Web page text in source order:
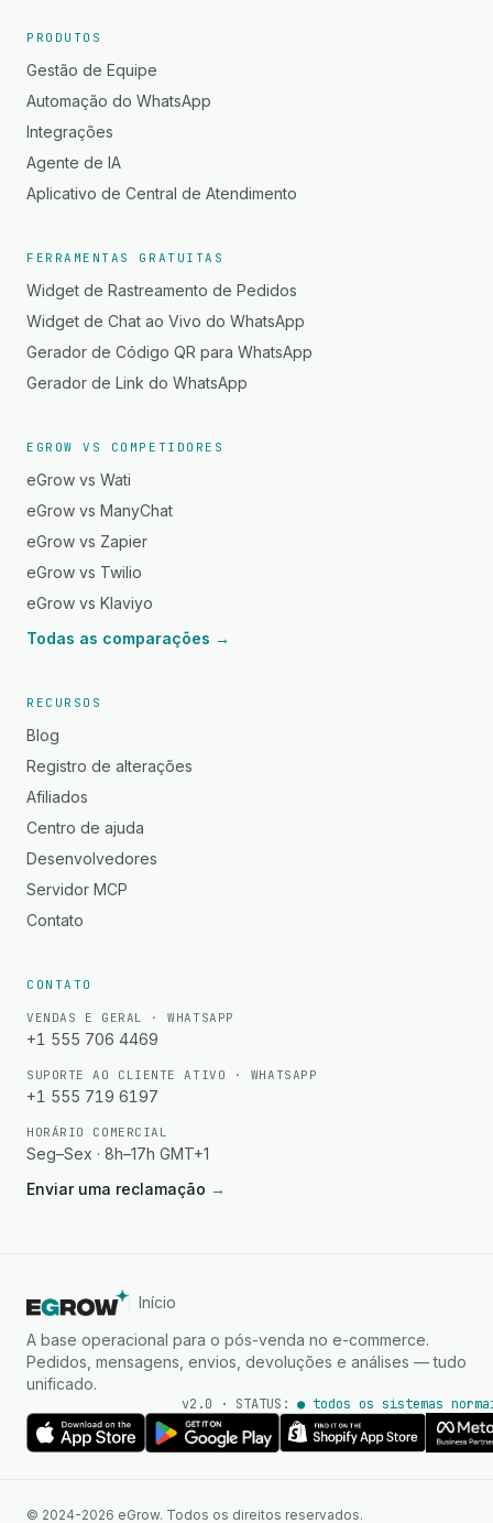
PRODUTOS
Gestão de Equipe
Automação do WhatsApp
Integrações
Agente de IA
Aplicativo de Central de Atendimento
FERRAMENTAS GRATUITAS
Widget de Rastreamento de Pedidos
Widget de Chat ao Vivo do WhatsApp
Gerador de Código QR para WhatsApp
Gerador de Link do WhatsApp
EGROW VS COMPETIDORES
eGrow vs Wati
eGrow vs ManyChat
eGrow vs Zapier
eGrow vs Twilio
eGrow vs Klaviyo
Todas as comparações →
RECURSOS
Blog
Registro de alterações
Afiliados
Centro de ajuda
Desenvolvedores
Servidor MCP
Contato
CONTATO
VENDAS E GERAL · WHATSAPP
+1 555 706 4469
SUPORTE AO CLIENTE ATIVO · WHATSAPP
+1 555 719 6197
HORÁRIO COMERCIAL
Seg–Sex · 8h–17h GMT+1
Enviar uma reclamação →
Início
A base operacional para o pós-venda no e-commerce.
Pedidos, mensagens, envios, devoluções e análises — tudo
unificado.
v2.0 · STATUS: ● todos os sistemas
© 2024-2026 eGrow. Todos os direitos reservados.